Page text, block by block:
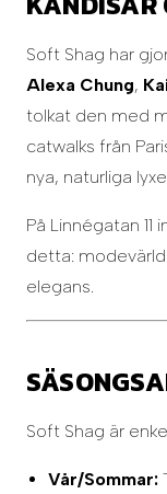
Soft Shag har
Alexa Chung,
tolkat den med
catwalks från
nya, naturliga
På Linnégatan 11
detta:
elegans.
Soft Shag är
Vår/Sommar: